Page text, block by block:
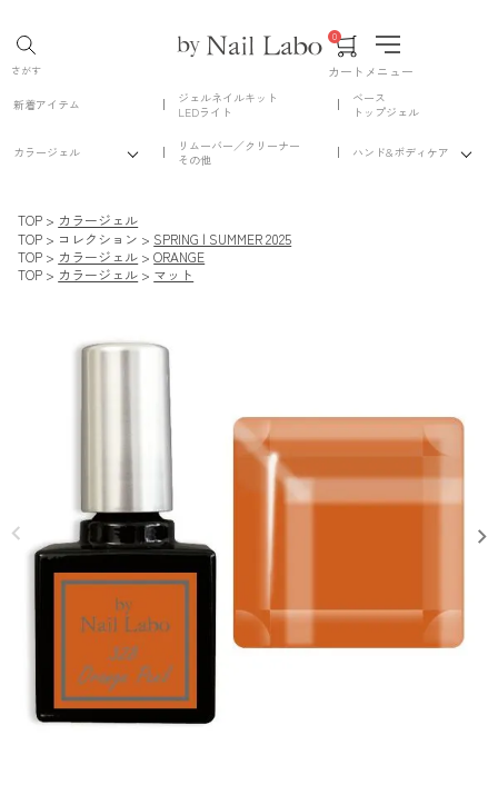
さがす カート
0
メニュー
新着アイテム
ジェルネイルキット
LEDライト
ベース
トップジェル
カラージェル
リムーバー／クリーナー
その他
ハンド&ボディケア
TOP
カラージェル
TOP
コレクション
SPRING | SUMMER 2025
TOP
カラージェル
ORANGE
TOP
カラージェル マット